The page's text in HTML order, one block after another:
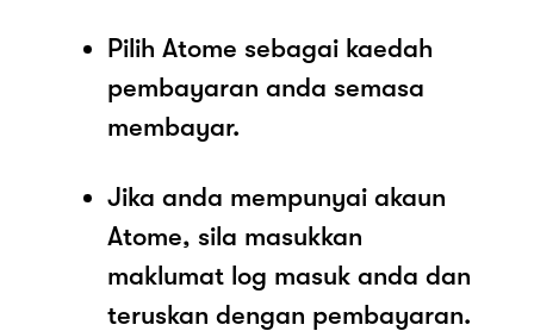
Pilih Atome sebagai kaedah
pembayaran anda semasa
membayar.
Jika anda mempunyai akaun
Atome, sila masukkan
maklumat log masuk anda dan
teruskan dengan pembayaran.